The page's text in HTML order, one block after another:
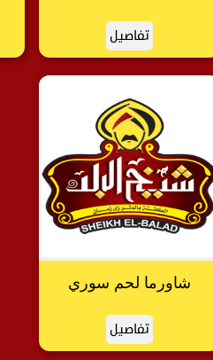
تفاصيل
شاورما لحم سوري
تفاصيل